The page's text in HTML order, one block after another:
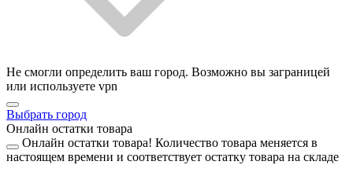
Не смогли определить ваш город. Возможно вы заграницей
или используете vpn
Выбрать город
Онлайн остатки товара
Онлайн остатки товара! Количество товара меняется в
настоящем времени и соответствует остатку товара на складе